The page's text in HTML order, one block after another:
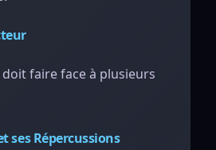
faire face à plusieurs
ses Répercussions